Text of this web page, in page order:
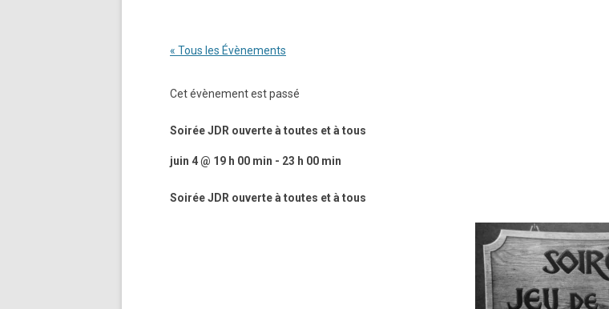
« Tous les Évènements
Cet évènement est passé
Soirée JDR ouverte à toutes et à tous
juin 4 @ 19 h 00 min - 23 h 00 min
Soirée JDR ouverte à toutes et à tous